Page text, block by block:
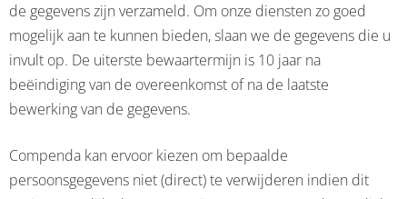
de gegevens zijn verzameld. Om onze diensten zo goed
mogelijk aan te kunnen bieden, slaan we de gegevens die u
invult op. De uiterste bewaartermijn is 10 jaar na
beëindiging van de overeenkomst of na de laatste
bewerking van de gegevens.
Compenda kan ervoor kiezen om bepaalde
persoonsgegevens niet (direct) te verwijderen indien dit